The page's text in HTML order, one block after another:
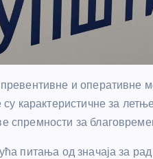
и
су карактеристичне за
спремности за
питања од значаја за